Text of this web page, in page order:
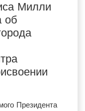
Милли
об
Президента